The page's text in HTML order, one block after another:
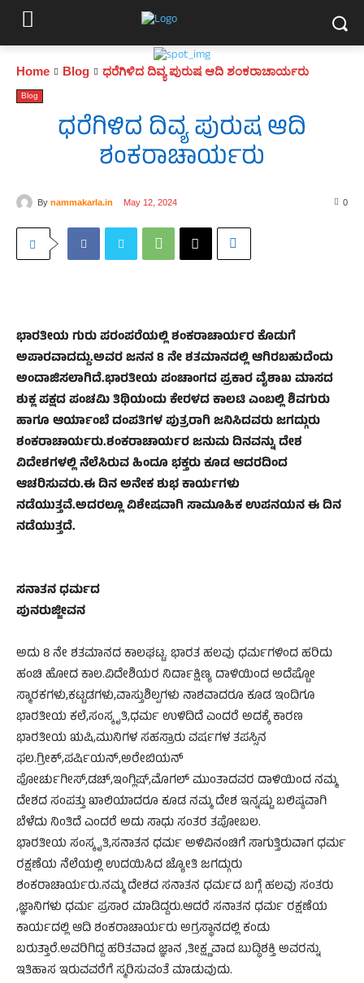
Home Blog ಧರೆಗಿಳಿದ ದಿವ್ಯ ಪುರುಷ ಆದಿ ಶಂಕರಾಚಾರ್ಯರು
Blog
ಧರೆಗಿಳಿದ ದಿವ್ಯ ಪುರುಷ ಆದಿ
ಶಂಕರಾಚಾರ್ಯರು
By nammakarla.in May 12, 2024 0
ಭಾರತೀಯ ಗುರು ಪರಂಪರೆಯಲ್ಲಿ ಶಂಕರಾಚಾರ್ಯರ ಕೊಡುಗೆ
ಅಪಾರವಾದದ್ದು.ಅವರ ಜನನ 8 ನೇ ಶತಮಾನದಲ್ಲಿ ಆಗಿರಬಹುದೆಂದು
ಅಂದಾಜಿಸಲಾಗಿದೆ.ಭಾರತೀಯ ಪಂಚಾಂಗದ ಪ್ರಕಾರ ವೈಶಾಖ ಮಾಸದ
ಶುಕ್ಲ ಪಕ್ಷದ ಪಂಚಮಿ ತಿಥಿಯಂದು ಕೇರಳದ ಕಾಲಟಿ ಎಂಬಲ್ಲಿ ಶಿವಗುರು
ಹಾಗೂ ಆರ್ಯಾಂಬೆ ದಂಪತಿಗಳ ಪುತ್ರರಾಗಿ ಜನಿಸಿದವರು ಜಗದ್ಗುರು
ಶಂಕರಾಚಾರ್ಯರು.ಶಂಕರಾಚಾರ್ಯರ ಜನುಮ ದಿನವನ್ನು ದೇಶ
ವಿದೇಶಗಳಲ್ಲಿ ನೆಲೆಸಿರುವ ಹಿಂದೂ ಭಕ್ತರು ಕೂಡ ಆದರದಿಂದ
ಆಚರಿಸುವರು.ಈ ದಿನ ಅನೇಕ ಶುಭ ಕಾರ್ಯಗಳು
ನಡೆಯುತ್ತವೆ.ಅದರಲ್ಲೂ ವಿಶೇಷವಾಗಿ ಸಾಮೂಹಿಕ ಉಪನಯನ ಈ ದಿನ
ನಡೆಯುತ್ತದೆ.
ಸನಾತನ ಧರ್ಮದ
ಪುನರುಜ್ಜೀವನ
ಅದು 8 ನೇ ಶತಮಾನದ ಕಾಲಘಟ್ಟ. ಭಾರತ ಹಲವು ಧರ್ಮಗಳಿಂದ ಹರಿದು
ಹಂಚಿ ಹೋದ ಕಾಲ.ವಿದೇಶಿಯರ ನಿರ್ದಾಕ್ಷಿಣ್ಯ ದಾಳಿಯಿಂದ ಅದೆಷ್ಟೋ
ಸ್ಮಾರಕಗಳು,ಕಟ್ಟಡಗಳು,ವಾಸ್ತುಶಿಲ್ಪಗಳು ನಾಶವಾದರೂ ಕೂಡ ಇಂದಿಗೂ
ಭಾರತೀಯ ಕಲೆ,ಸಂಸ್ಕೃತಿ,ಧರ್ಮ ಉಳಿದಿದೆ ಎಂದರೆ ಅದಕ್ಕೆ ಕಾರಣ
ಭಾರತೀಯ ಋಷಿ,ಮುನಿಗಳ ಸಹಸ್ರಾರು ವರ್ಷಗಳ ತಪಸ್ಸಿನ
ಫಲ.ಗ್ರೀಕ್,ಪರ್ಷಿಯನ್,ಅರೇಬಿಯನ್
ಪೋರ್ಚುಗೀಸ್,ಡಚ್,ಇಂಗ್ಲಿಷ್,ಮೊಗಲ್ ಮುಂತಾದವರ ದಾಳಿಯಿಂದ ನಮ್ಮ
ದೇಶದ ಸಂಪತ್ತು ಖಾಲಿಯಾದರೂ ಕೂಡ ನಮ್ಮ ದೇಶ ಇನ್ನಷ್ಟು ಬಲಿಷ್ಠವಾಗಿ
ಬೆಳೆದು ನಿಂತಿದೆ ಎಂದರೆ ಅದು ಸಾಧು ಸಂತರ ತಪೋಬಲ.
ಭಾರತೀಯ ಸಂಸ್ಕೃತಿ,ಸನಾತನ ಧರ್ಮ ಅಳಿವಿನಂಚಿಗೆ ಸಾಗುತ್ತಿರುವಾಗ ಧರ್ಮ
ರಕ್ಷಣೆಯ ನೆಲೆಯಲ್ಲಿ ಉದಯಿಸಿದ ಜ್ಯೋತಿ ಜಗದ್ಗುರು
ಶಂಕರಾಚಾರ್ಯರು.ನಮ್ಮ ದೇಶದ ಸನಾತನ ಧರ್ಮದ ಬಗ್ಗೆ ಹಲವು ಸಂತರು
,ಜ್ಞಾನಿಗಳು ಧರ್ಮ ಪ್ರಸಾರ ಮಾಡಿದ್ದರು.ಆದರೆ ಸನಾತನ ಧರ್ಮ ರಕ್ಷಣೆಯ
ಕಾರ್ಯದಲ್ಲಿ ಆದಿ ಶಂಕರಾಚಾರ್ಯರು ಅಗ್ರಸ್ಥಾನದಲ್ಲಿ ಕಂಡು
ಬರುತ್ತಾರೆ.ಅವರಿಗಿದ್ದ ಹರಿತವಾದ ಜ್ಞಾನ ,ತೀಕ್ಷ್ಣವಾದ ಬುದ್ಧಿಶಕ್ತಿ ಅವರನ್ನು
ಇತಿಹಾಸ ಇರುವವರೆಗೆ ಸ್ಮರಿಸುವಂತೆ ಮಾಡುವುದು.